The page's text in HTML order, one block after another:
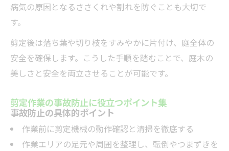
病気の原因となるささくれや割れを防ぐことも大切で
す。
剪定後は落ち葉や切り枝をすみやかに片付け、庭全体の
安全を確保します。こうした手順を踏むことで、庭木の
美しさと安全を両立させることが可能です。
剪定作業の事故防止に役立つポイント集
事故防止の具体的ポイント
作業前に剪定機械の動作確認と清掃を徹底する
作業エリアの足元や周囲を整理し、転倒やつまずきを